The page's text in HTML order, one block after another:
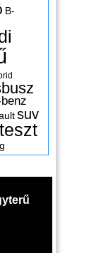
B-
suv